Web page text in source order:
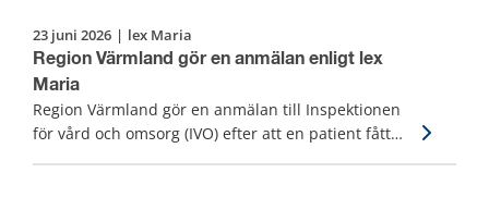
23 juni 2026 | lex Maria
Region Värmland gör en anmälan enligt lex
Maria
Region Värmland gör en anmälan till Inspektionen
för vård och omsorg (IVO) efter att en patient fått